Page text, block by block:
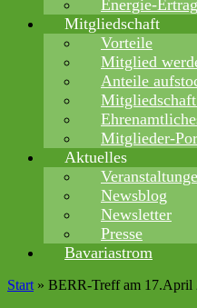
Energie-Ertrag
Mitgliedschaft
Vorteile
Mitglied
Anteile
Mitglieder-
Aktuelles
Newsblog
Newsletter
Presse
Bavariastrom
Start » BERR-Treff am 17.April